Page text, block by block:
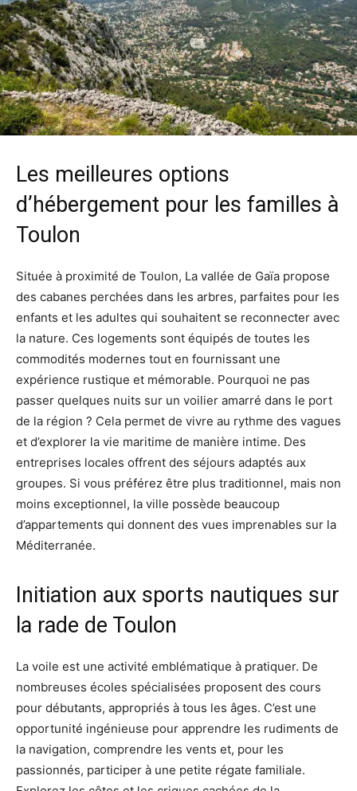
Les meilleures options
d’hébergement pour les familles à
Toulon
Située à proximité de Toulon, La vallée de Gaïa propose
des cabanes perchées dans les arbres, parfaites pour les
enfants et les adultes qui souhaitent se reconnecter avec
la nature. Ces logements sont équipés de toutes les
commodités modernes tout en fournissant une
expérience rustique et mémorable. Pourquoi ne pas
passer quelques nuits sur un voilier amarré dans le port
de la région ? Cela permet de vivre au rythme des vagues
et d’explorer la vie maritime de manière intime. Des
entreprises locales offrent des séjours adaptés aux
groupes. Si vous préférez être plus traditionnel, mais non
moins exceptionnel, la ville possède beaucoup
d’appartements qui donnent des vues imprenables sur la
Méditerranée.
Initiation aux sports nautiques sur
la rade de Toulon
La voile est une activité emblématique à pratiquer. De
nombreuses écoles spécialisées proposent des cours
pour débutants, appropriés à tous les âges. C’est une
opportunité ingénieuse pour apprendre les rudiments de
la navigation, comprendre les vents et, pour les
passionnés, participer à une petite régate familiale.